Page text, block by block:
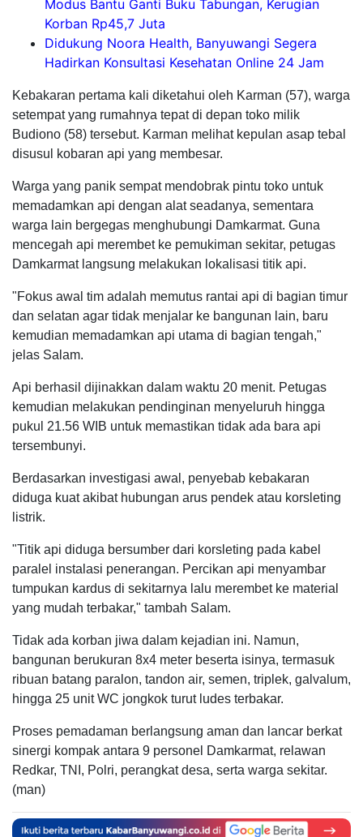
Modus Bantu Ganti Buku Tabungan, Kerugian
Korban Rp45,7 Juta
Didukung Noora Health, Banyuwangi Segera
Hadirkan Konsultasi Kesehatan Online 24 Jam
Kebakaran pertama kali diketahui oleh Karman (57), warga
setempat yang rumahnya tepat di depan toko milik
Budiono (58) tersebut. Karman melihat kepulan asap tebal
disusul kobaran api yang membesar.
Warga yang panik sempat mendobrak pintu toko untuk
memadamkan api dengan alat seadanya, sementara
warga lain bergegas menghubungi Damkarmat. Guna
mencegah api merembet ke pemukiman sekitar, petugas
Damkarmat langsung melakukan lokalisasi titik api.
"Fokus awal tim adalah memutus rantai api di bagian timur
dan selatan agar tidak menjalar ke bangunan lain, baru
kemudian memadamkan api utama di bagian tengah,"
jelas Salam.
Api berhasil dijinakkan dalam waktu 20 menit. Petugas
kemudian melakukan pendinginan menyeluruh hingga
pukul 21.56 WIB untuk memastikan tidak ada bara api
tersembunyi.
Berdasarkan investigasi awal, penyebab kebakaran
diduga kuat akibat hubungan arus pendek atau korsleting
listrik.
"Titik api diduga bersumber dari korsleting pada kabel
paralel instalasi penerangan. Percikan api menyambar
tumpukan kardus di sekitarnya lalu merembet ke material
yang mudah terbakar," tambah Salam.
Tidak ada korban jiwa dalam kejadian ini. Namun,
bangunan berukuran 8x4 meter beserta isinya, termasuk
ribuan batang paralon, tandon air, semen, triplek, galvalum,
hingga 25 unit WC jongkok turut ludes terbakar.
Proses pemadaman berlangsung aman dan lancar berkat
sinergi kompak antara 9 personel Damkarmat, relawan
Redkar, TNI, Polri, perangkat desa, serta warga sekitar.
(man)